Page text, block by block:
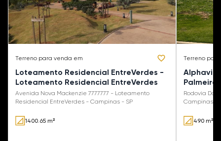
Terreno para venda em
Loteamento Residencial EntreVerdes -
Loteamento Residencial EntreVerdes
Avenida Nova Mackenzie 7777777 - Loteamento
Residencial EntreVerdes - Campinas - SP
1400.65 m²
Terreno
Rodovia
Campinas -
490 m²